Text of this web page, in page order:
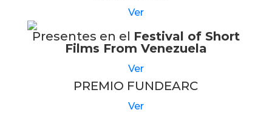
Ver
Presentes en el Festival of Short
Films From Venezuela
Ver
PREMIO FUNDEARC
Ver